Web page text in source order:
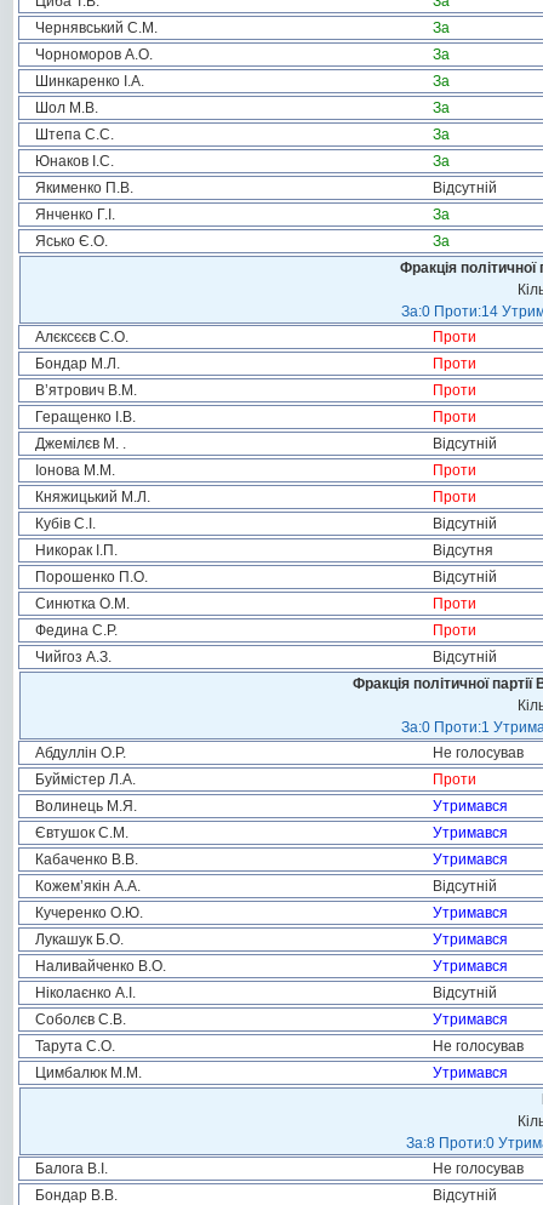
Чернявський С.М.
За
Чорноморов А.О.
За
Шинкаренко І.А.
За
Шол М.В.
За
Штепа С.С.
За
Юнаков І.С.
За
Якименко П.В.
Відсутній
Янченко Г.І.
За
Ясько Є.О.
За
Фракція
За:0 Проти:14
Алєксєєв С.О.
Проти
Бондар М.Л.
Проти
В’ятрович В.М.
Проти
Геращенко І.В.
Проти
Джемілєв М. .
Відсутній
Іонова М.М.
Проти
Княжицький М.Л.
Проти
Кубів С.І.
Відсутній
Никорак І.П.
Відсутня
Порошенко П.О.
Відсутній
Синютка О.М.
Проти
Федина С.Р.
Проти
Чийгоз А.З.
Відсутній
Фракція політичної
За:0 Проти:1
Абдуллін О.Р.
Не голосував
Буймістер Л.А.
Проти
Волинець М.Я.
Утримався
Євтушок С.М.
Утримався
Кабаченко В.В.
Утримався
Кожем’якін А.А.
Відсутній
Кучеренко О.Ю.
Утримався
Лукашук Б.О.
Утримався
Наливайченко В.О.
Утримався
Ніколаєнко А.І.
Відсутній
Соболєв С.В.
Утримався
Тарута С.О.
Не голосував
Цимбалюк М.М.
Утримався
За:8 Проти:0
Балога В.І.
Не голосував
Бондар В.В.
Відсутній